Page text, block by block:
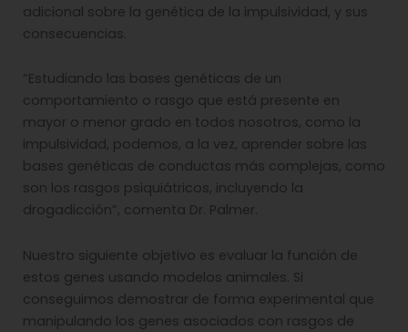
adicional sobre la genética de la impulsividad, y sus
consecuencias.
“Estudiando las bases genéticas de un
comportamiento o rasgo que está presente en
mayor o menor grado en todos nosotros, como la
impulsividad, podemos, a la vez, aprender sobre las
bases genéticas de conductas más complejas, como
son los rasgos psiquiátricos, incluyendo la
drogadicción”, comenta Dr. Palmer.
Nuestro siguiente objetivo es evaluar la función de
estos genes usando modelos animales. Si
conseguimos demostrar de forma experimental que
manipulando los genes asociados con rasgos de